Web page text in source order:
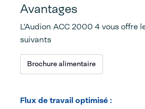
Avantages
L'Audion ACC 2000 4 vous offre
suivants
Brochure alimentaire
Flux de travail optimisé :